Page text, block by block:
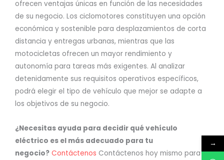
ofrecen ventajas únicas en función de las necesidades
de su negocio. Los ciclomotores constituyen una opción
económica y sostenible para desplazamientos de corta
distancia y entregas urbanas, mientras que las
motocicletas ofrecen un mayor rendimiento y
autonomía para tareas más exigentes. Al analizar
detenidamente sus requisitos operativos específicos,
podrá elegir el tipo de vehículo que mejor se adapte a
los objetivos de su negocio.
¿Necesitas ayuda para decidir qué vehículo
eléctrico es el más adecuado para tu
negocio? Contáctenos Contáctenos hoy mismo para
→